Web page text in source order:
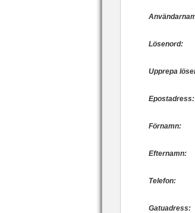
Lösenord:
Upprepa
Epostadress:
Förnamn:
Efternamn:
Telefon:
Gatuadress: